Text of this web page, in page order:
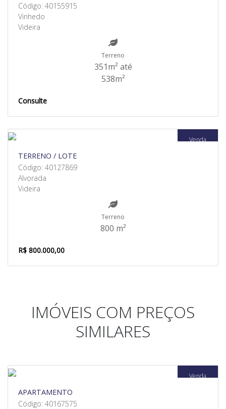
Código: 40155915
Vinhedo
Videira
Terreno
351m² até
538m²
Consulte
Venda
TERRENO / LOTE
Código: 40127869
Alvorada
Videira
Terreno
800 m²
R$ 800.000,00
IMÓVEIS COM PREÇOS
SIMILARES
Venda
APARTAMENTO
Código: 40167575